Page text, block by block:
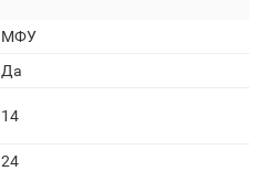
МФУ
Да
14
24